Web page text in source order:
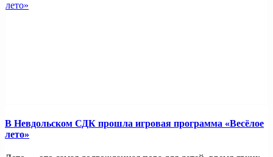
В Невдольском СДК прошла игровая программа «Весёлое
лето»